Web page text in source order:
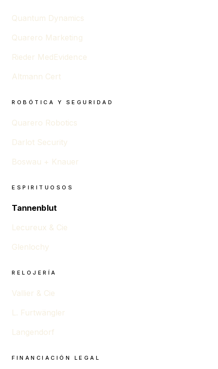
Quantum Dynamics
Quarero Marketing
Rieder MedEvidence
Altmann Cert
ROBÓTICA Y SEGURIDAD
Quarero Robotics
Darlot Security
Boswau + Knauer
ESPIRITUOSOS
Tannenblut
Lecureux & Cie
Glenlochy
RELOJERÍA
Vallier & Cie
L. Furtwängler
Langendorf
FINANCIACIÓN LEGAL